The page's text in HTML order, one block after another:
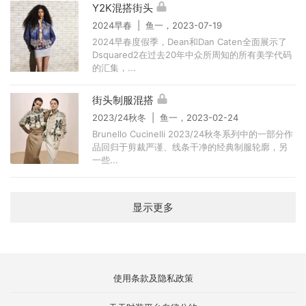
Y2K混搭街头
2024早春 | 鱼一，2023-07-19
2024早春度假季，Dean和Dan Caten全面展示了
Dsquared2在过去20年中众所周知的所有美学代码
的汇集，...
街头制服混搭
2023/24秋冬 | 鱼一，2023-02-24
Brunello Cucinelli 2023/24秋冬系列中的一部分作
品回归于剪裁严谨、线条干净的经典制服轮廓，另
一些...
显示更多
使用条款及隐私政策